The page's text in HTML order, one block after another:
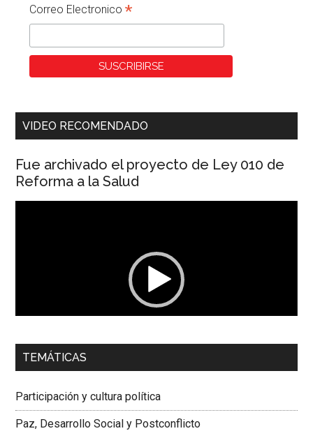
Correo Electronico*
VIDEO RECOMENDADO
Fue archivado el proyecto de Ley 010 de
Reforma a la Salud
00:00 01:04
Dra. Carolina Corcho Mejía,Presidenta Corporación
Colombiana
TEMÁTICAS
Participación y cultura política
Paz, Desarrollo Social y Postconflicto